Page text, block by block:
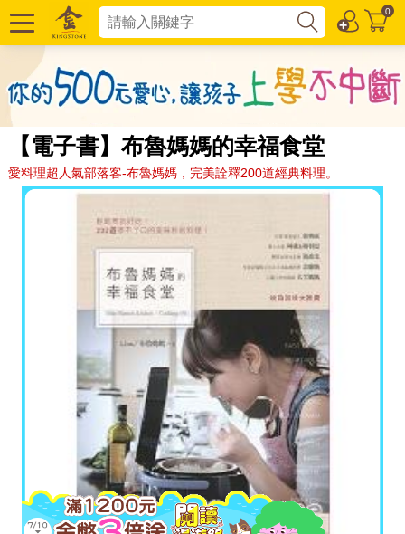
0
【電子書】布魯媽媽的幸福食堂
愛料理超人氣部落客-布魯媽媽，完美詮釋200道經典料理。